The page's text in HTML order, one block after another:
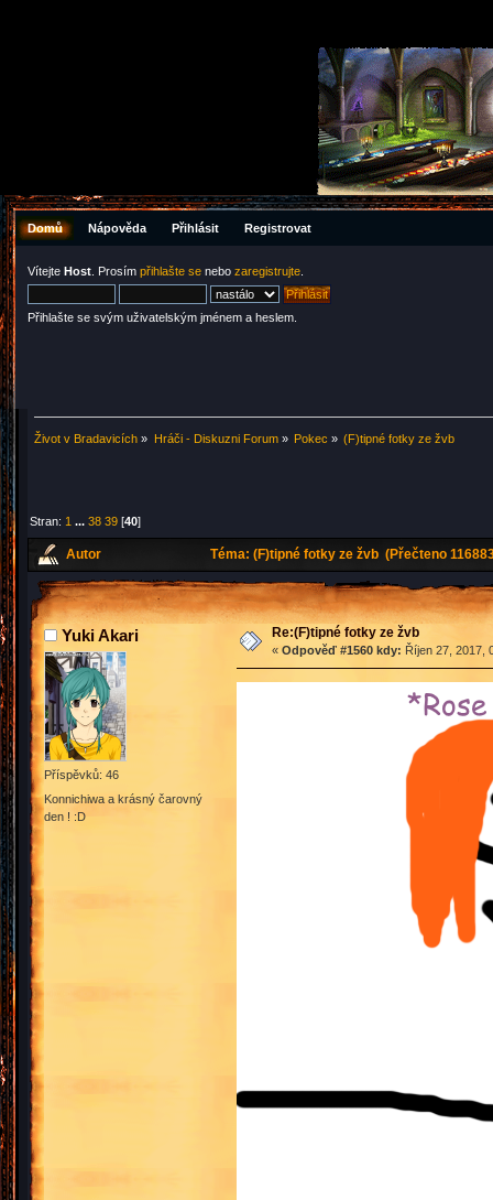
Domů Nápověda Přihlásit Registrovat
Vítejte Host . Prosím přihlašte se nebo zaregistrujte
Přihlašte se svým uživatelským jménem a heslem.
Život v Bradavicích » Hráči - Diskuzni Forum» Pokec » (F)tipné fotky ze žvb
Stran: 1 ...38 39 [40]
Autor Téma: (F)tipné fotky ze žvb (Přečteno
Yuki Akari
Příspěvků: 46
Konnichiwa a krásný čarovný
den ! :D
Re:(F)tipné fotky ze žvb
« Odpověď #1560 kdy: Říjen 27, 2017,